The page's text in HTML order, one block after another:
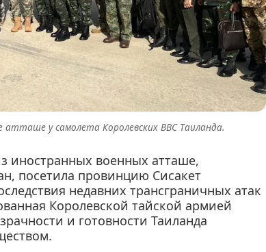
у самолета Королевских ВВС Таиланда.
иностранных военных атташе,
посетила провинцию Сисакет
недавних трансграничных атак
Королевской тайской армией
и готовности Таиланда